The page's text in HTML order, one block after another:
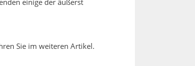
einige der äußerst
Sie im weiteren Artikel.